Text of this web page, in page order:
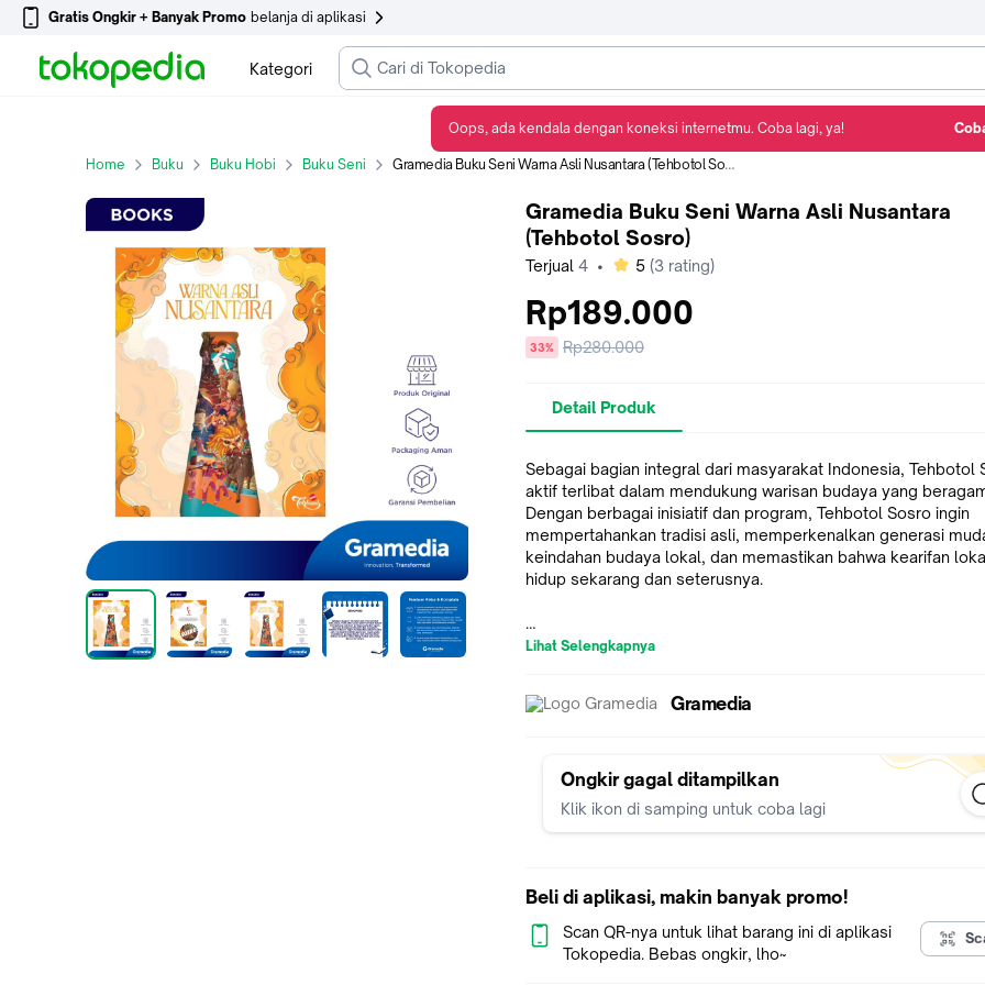
Gratis Ongkir + Banyak Promo belanja di aplikasi
Kategori
Home Buku Buku Hobi Buku Seni Gramedia Buku Seni Warna Asli Nusantara (Tehbotol Sosro)
Gramedia Buku Seni Warna Asli Nusantara
(Tehbotol Sosro)
Terjual 4 • bintang
5 (3 rating)
Rp189.000
diskon
33%
Harga
Rp280.000
Detail Produk
Sebagai bagian integral dari masyarakat Indonesia, Tehbotol
aktif terlibat dalam mendukung warisan budaya yang
Dengan berbagai inisiatif dan program, Tehbotol Sosro ingin
mempertahankan tradisi asli, memperkenalkan generasi
keindahan budaya lokal, dan memastikan bahwa kearifan
hidup sekarang dan seterusnya.
Pernahkah Anda terpikir betapa menariknya dunia yang
juga petualangan tak terbatas ke dalam imajinasi dan
Membaca mengasah pikiran, membuka wawasan, dan
kosakata. Ini adalah pintu menuju dunia di luar kita yang tak
Tetapkan waktu khusus untuk membaca setiap hari. Dari
sebelum tidur hingga menyempatkan waktu di pagi hari,
membaca dapat dibentuk dengan konsistensi. Pilih buku
minat dan level literasi. Mulailah dengan buku yang sesuai
Lihat Selengkapnya
Gramedia
Ongkir gagal ditampilkan
Klik ikon di samping untuk coba lagi
Beli di aplikasi, makin banyak promo!
Scan QR-nya untuk lihat barang ini di aplikasi
Tokopedia. Bebas ongkir, lho~
Oops, ada kendala dengan koneksi internetmu. Coba lagi, ya!